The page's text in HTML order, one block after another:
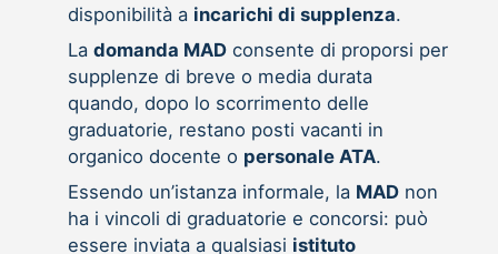
disponibilità a incarichi di supplenza.
La domanda MADconsente di proporsi per
supplenze di breve o media durata
quando, dopo lo scorrimento delle
graduatorie, restano posti vacanti in
organico docente o personale ATA.
Essendo un’istanza informale, la MADnon
ha i vincoli di graduatorie e concorsi: può
essere inviata a qualsiasi istituto